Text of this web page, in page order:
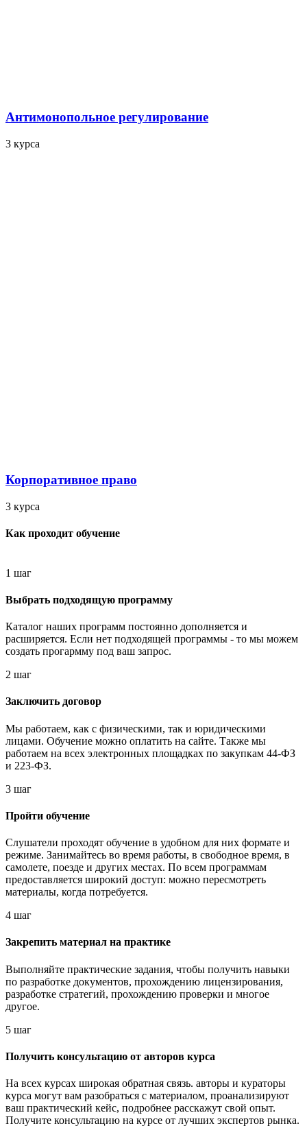
Антимонопольное регулирование
3 курса
Корпоративное право
3 курса
Как проходит обучение
1 шаг
Выбрать подходящую программу
Каталог наших программ постоянно дополняется и
расширяется. Если нет подходящей программы - то мы можем
создать прогармму под ваш запрос.
2 шаг
Заключить договор
Мы работаем, как с физическими, так и юридическими
лицами. Обучение можно оплатить на сайте. Также мы
работаем на всех электронных площадках по закупкам 44-ФЗ
и 223-ФЗ.
3 шаг
Пройти обучение
Слушатели проходят обучение в удобном для них формате и
режиме. Занимайтесь во время работы, в свободное время, в
самолете, поезде и других местах. По всем программам
предоставляется широкий доступ: можно пересмотреть
материалы, когда потребуется.
4 шаг
Закрепить материал на практике
Выполняйте практические задания, чтобы получить навыки
по разработке документов, прохождению лицензирования,
разработке стратегий, прохождению проверки и многое
другое.
5 шаг
Получить консультацию от авторов курса
На всех курсах широкая обратная связь. авторы и кураторы
курса могут вам разобраться с материалом, проанализируют
ваш практический кейс, подробнее расскажут свой опыт.
Получите консультацию на курсе от лучших экспертов рынка.